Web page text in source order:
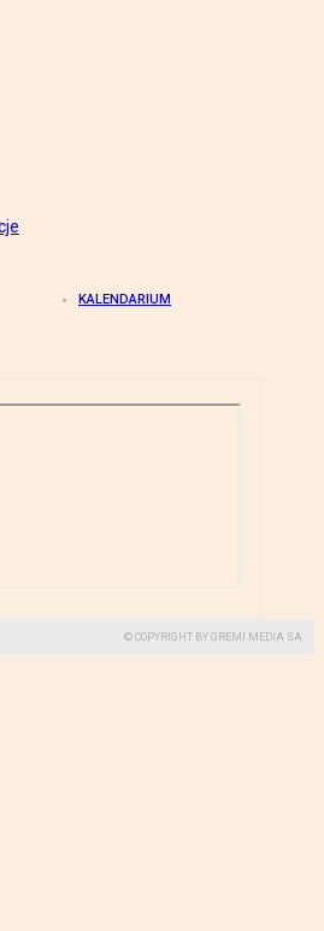
KALENDARIUM
© COPYRIGHT BY GREMI MEDIA SA